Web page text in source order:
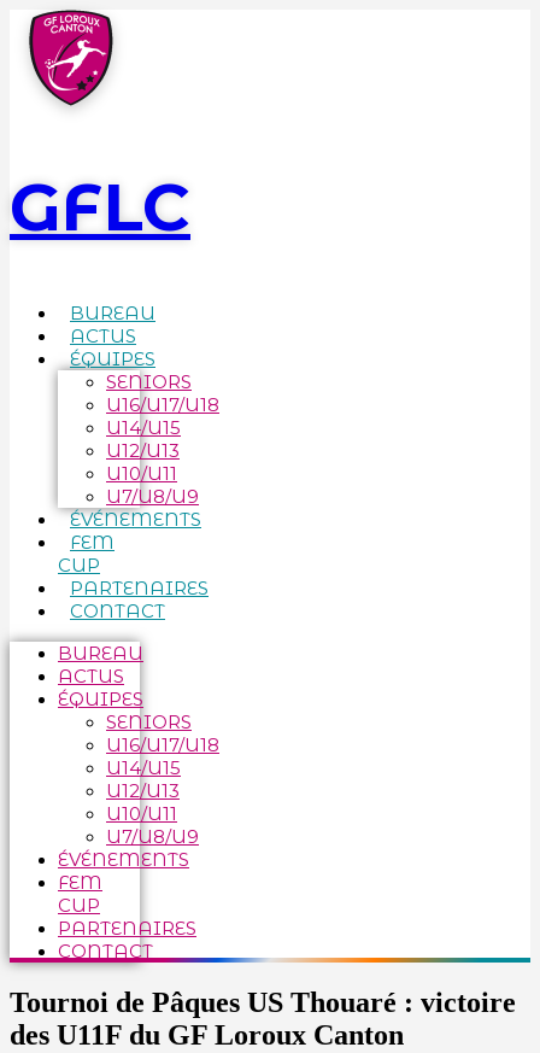
GFLC
BUREAU
ACTUS
ÉQUIPES
SENIORS
U16/U17/U18
U14/U15
U12/U13
U10/U11
U7/U8/U9
ÉVÉNEMENTS
FEM
CUP
PARTENAIRES
CONTACT
BUREAU
ACTUS
ÉQUIPES
SENIORS
U16/U17/U18
U14/U15
U12/U13
U10/U11
U7/U8/U9
ÉVÉNEMENTS
FEM
CUP
PARTENAIRES
CONTACT
Tournoi de Pâques US Thouaré : victoire
des U11F du GF Loroux Canton